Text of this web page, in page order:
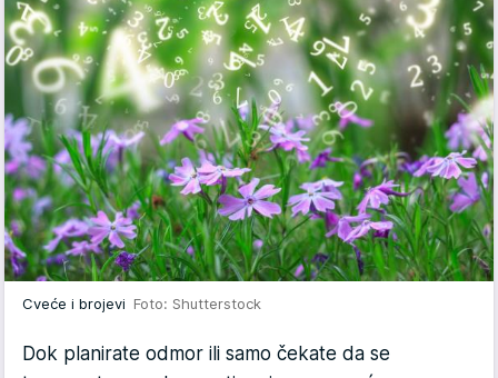
Cveće i brojevi Foto: Shutterstock
Dok planirate odmor ili samo čekate da se